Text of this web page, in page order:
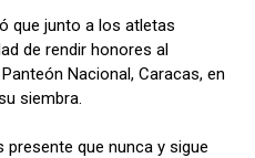
que junto a los atletas
de rendir honores al
Nacional, Caracas, en
siembra.
presente que nunca y sigue